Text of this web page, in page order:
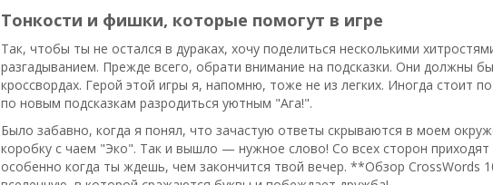
Тонкости и фишки, которые помогут в игре
Так, чтобы ты не остался в дураках, хочу поделиться несколькими
разгадыванием. Прежде всего, обрати внимание на подсказки. Они должны
кроссвордах. Герой этой игры я, напомню, тоже не из легких. Иногда стоит
по новым подсказкам разродиться уютным "Ага!".
Было забавно, когда я понял, что зачастую ответы скрываются в моем
коробку с чаем "Эко". Так и вышло — нужное слово! Со всех сторон
особенно когда ты ждешь, чем закончится твой вечер. **Обзор